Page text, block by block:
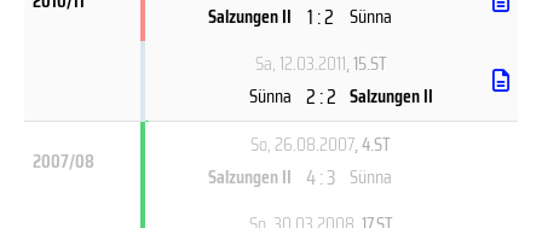
Salzungen II 1 : 2 Sünna
Sa, 12.03.2011, 15.ST
Sünna 2 : 2 Salzungen II
2007/08
So, 26.08.2007, 4.ST
Salzungen II 4 : 3 Sünna